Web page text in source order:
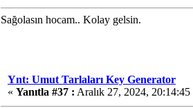
Sağolasın hocam.. Kolay gelsin.
Ynt: Umut Tarlaları Key Generator
« Yanıtla #37 : Aralık 27, 2024, 20:14:45